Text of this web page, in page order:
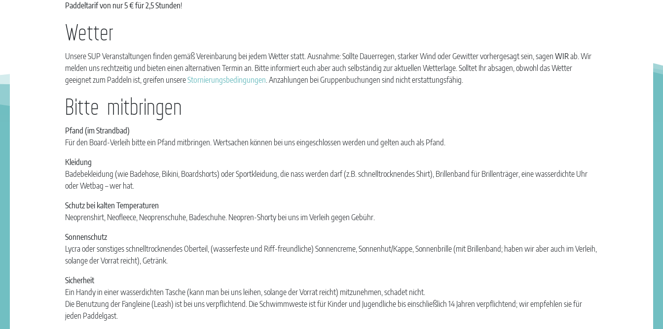
Paddeltarif von nur 5 € für 2,5 Stunden!
Wetter
Unsere SUP Veranstaltungen finden gemäß Vereinbarung bei jedem Wetter statt. Ausnahme: Sollte Dauerregen, starker Wind oder Gewitter vorhergesagt sein, sagen WIRab. Wir
melden uns rechtzeitig und bieten einen alternativen Termin an. Bitte informiert euch aber auch selbständig zur aktuellen Wetterlage. Solltet Ihr absagen, obwohl das Wetter
geeignet zum Paddeln ist, greifen unsereStornierungsbedingungen. Anzahlungen bei Gruppenbuchungen sind nicht erstattungsfähig.
Bitte mitbringen
Pfand (im Strandbad)
Für den Board-Verleih bitte ein Pfand mitbringen. Wertsachen können bei uns eingeschlossen werden und gelten auch als Pfand.
Kleidung
Badebekleidung (wie Badehose, Bikini, Boardshorts) oder Sportkleidung, die nass werden darf (z.B. schnelltrocknendes Shirt), Brillenband für Brillenträger, eine wasserdichte Uhr
oder Wetbag – wer hat.
Schutz bei kalten Temperaturen
Neoprenshirt, Neofleece, Neoprenschuhe, Badeschuhe. Neopren-Shorty bei uns im Verleih gegen Gebühr.
Sonnenschutz
Lycra oder sonstiges schnelltrocknendes Oberteil, (wasserfeste und Riff-freundliche) Sonnencreme, Sonnenhut/Kappe, Sonnenbrille (mit Brillenband; haben wir aber auch im Verleih,
solange der Vorrat reicht), Getränk.
Sicherheit
Ein Handy in einer wasserdichten Tasche (kann man bei uns leihen, solange der Vorrat reicht) mitzunehmen, schadet nicht.
Die Benutzung der Fangleine (Leash) ist bei uns verpflichtend. Die Schwimmweste ist für Kinder und Jugendliche bis einschließlich 14 Jahren verpflichtend; wir empfehlen sie für
jeden Paddelgast.